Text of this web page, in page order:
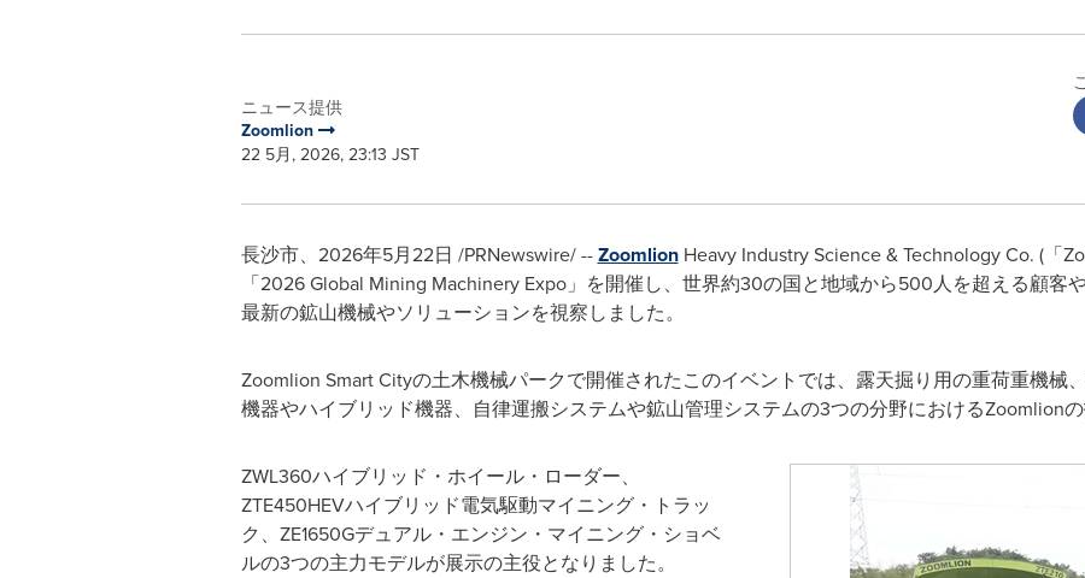
ニュース提供
Zoomlion
22 5月, 2026, 23:13 JST
長沙市、2026年5月22日 /PRNewswire/ --ZoomlionHeavy Industry Science & Technology Co. (「
「2026 Global Mining Machinery Expo」を開催し、世界約30の国と地域から500人を超える顧客
最新の鉱山機械やソリューションを視察しました。
Zoomlion Smart Cityの土木機械パークで開催されたこのイベントでは、露天掘り用の重荷重機械
機器やハイブリッド機器、自律運搬システムや鉱山管理システムの3つの分野におけるZoomlionの
ZWL360ハイブリッド・ホイール・ローダー、
ZTE450HEVハイブリッド電気駆動マイニング・トラッ
ク、ZE1650Gデュアル・エンジン・マイニング・ショベ
ルの3つの主力モデルが展示の主役となりました。